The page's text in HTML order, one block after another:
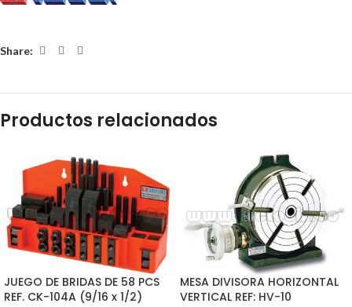
Share:
Productos relacionados
JUEGO DE BRIDAS DE 58 PCS
REF. CK-104A (9/16 x 1/2)
MESA DIVISORA HORIZONTAL
VERTICAL REF: HV-10